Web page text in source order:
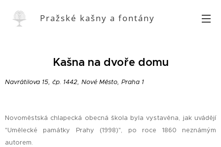
Pražské kašny a fontány
Kašna na dvoře domu
Navrátilova 15, čp. 1442, Nové Město, Praha 1
Novoměstská chlapecká obecná škola byla vystavěna, jak uvádějí
"Umělecké památky Prahy (1998)", po roce 1860 neznámým
autorem.